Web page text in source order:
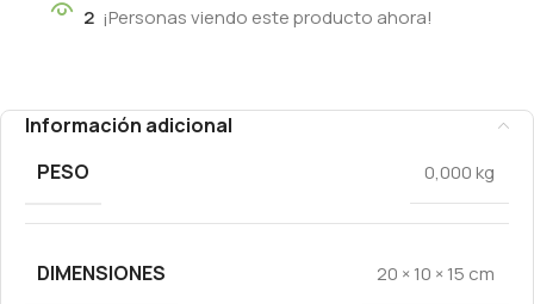
2 ¡Personas viendo este producto ahora!
Información adicional
PESO
0,000 kg
DIMENSIONES 20 × 10 × 15 cm